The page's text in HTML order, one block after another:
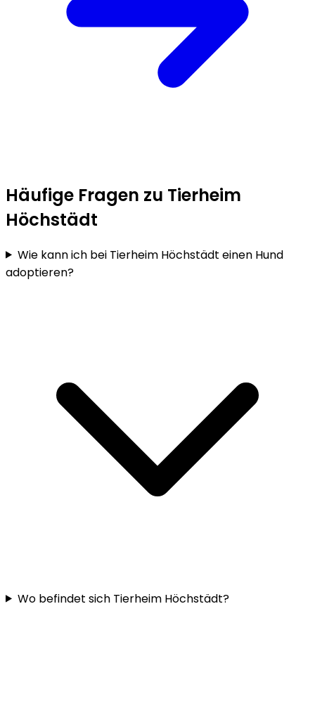
Häufige Fragen zu Tierheim
Höchstädt
Wie kann ich bei Tierheim Höchstädt einen Hund
adoptieren?
Wo befindet sich Tierheim Höchstädt?